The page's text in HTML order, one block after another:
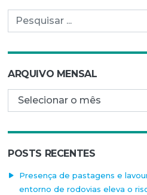
Pesquisar por:
ARQUIVO MENSAL
Arquivo mensal
POSTS RECENTES
Presença de pastagens e
entorno de rodovias eleva o